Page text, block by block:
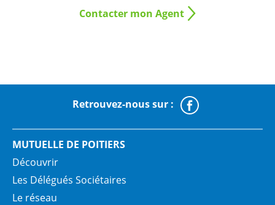
Contacter mon Agent
Retrouvez-nous sur :
MUTUELLE DE POITIERS
Découvrir
Les Délégués Sociétaires
Le réseau